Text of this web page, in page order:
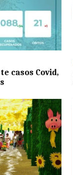
casos Covid,